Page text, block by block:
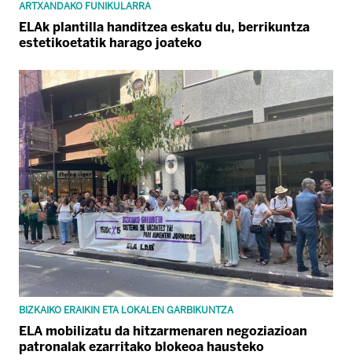
ARTXANDAKO FUNIKULARRA
ELAk plantilla handitzea eskatu du, berrikuntza
estetikoetatik harago joateko
BIZKAIKO ERAIKIN ETA LOKALEN GARBIKUNTZA
ELA mobilizatu da hitzarmenaren negoziazioan
patronalak ezarritako blokeoa hausteko